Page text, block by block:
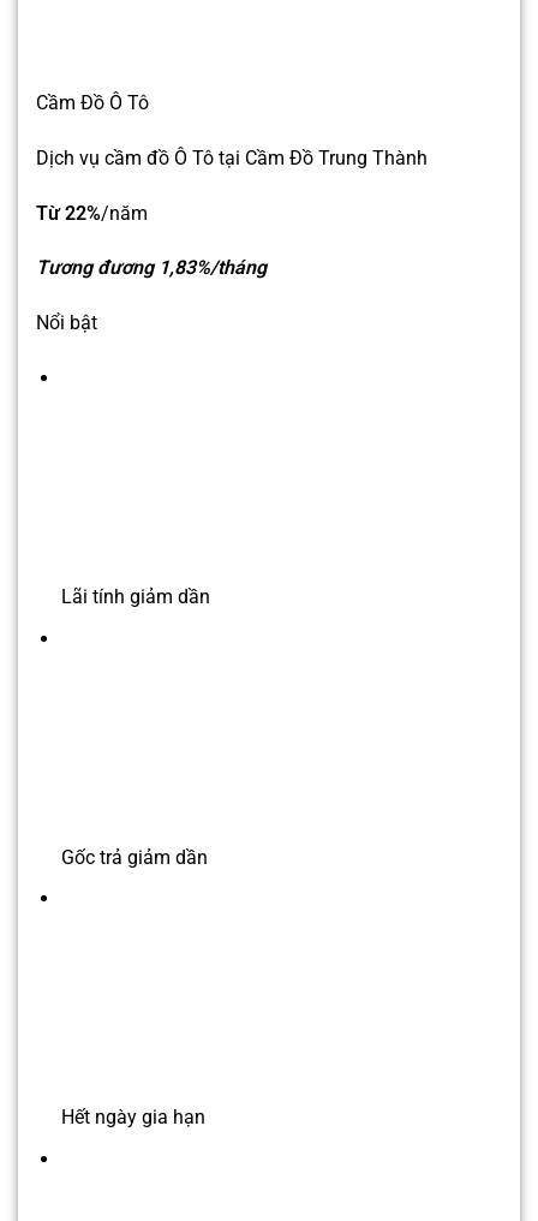
Cầm Đồ Ô Tô
Dịch vụ cầm đồ Ô Tô tại Cầm Đồ Trung Thành
Từ 22%/năm
Tương đương 1,83%/tháng
Nổi bật
Lãi tính giảm dần
Gốc trả giảm dần
Hết ngày gia hạn